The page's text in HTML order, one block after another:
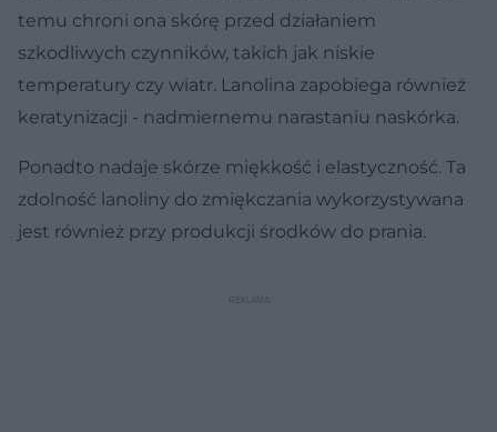
temu chroni ona skórę przed działaniem
szkodliwych czynników, takich jak niskie
temperatury czy wiatr. Lanolina zapobiega również
keratynizacji - nadmiernemu narastaniu naskórka.
Ponadto nadaje skórze miękkość i elastyczność. Ta
zdolność lanoliny do zmiękczania wykorzystywana
jest również przy produkcji środków do prania.